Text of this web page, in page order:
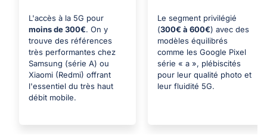
L'accès à la 5G pour
moins de 300€. On y
trouve des références
très performantes chez
Samsung (série A) ou
Xiaomi (Redmi) offrant
l'essentiel du très haut
débit mobile.
Le segment privilégié
(300€ à 600€) avec des
modèles équilibrés
comme les Google Pixel
série « a », plébiscités
pour leur qualité photo et
leur fluidité 5G.